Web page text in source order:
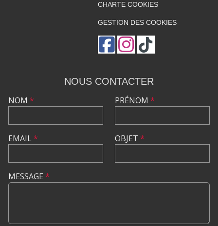
CHARTE COOKIES
GESTION DES COOKIES
NOUS CONTACTER
NOM *
EMAIL*
PRÉNOM *
OBJET *
MESSAGE *